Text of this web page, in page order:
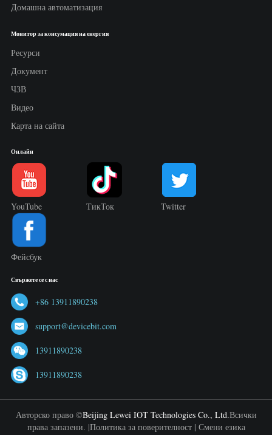
Домашна автоматизация
Монитор за консумация на енергия
Ресурси
Документ
ЧЗВ
Видео
Карта на сайта
Онлайн
YouTube ТикТок Twitter
Фейсбук
Свържете се с нас
+86 13911890238
support@devicebit.com
13911890238
13911890238
Авторско право ©Beijing Lewei IOT Technologies Co., Ltd.Всички
права запазени. |Политика за поверителност| Смени езика